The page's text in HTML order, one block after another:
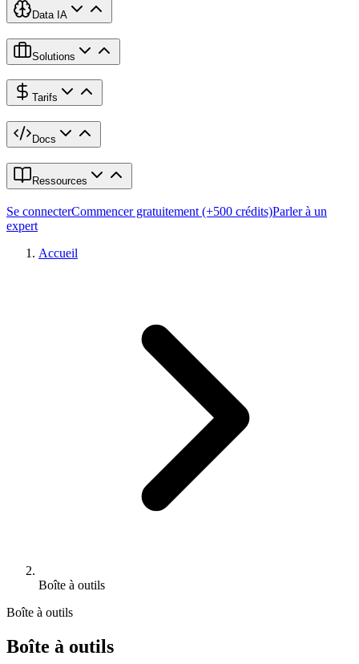
Data IA
Solutions
Tarifs
Docs
Ressources
Se connecterCommencer gratuitement (+500 crédits)Parler à un
expert
Accueil
Boîte à outils
Boîte à outils
Boîte à outils